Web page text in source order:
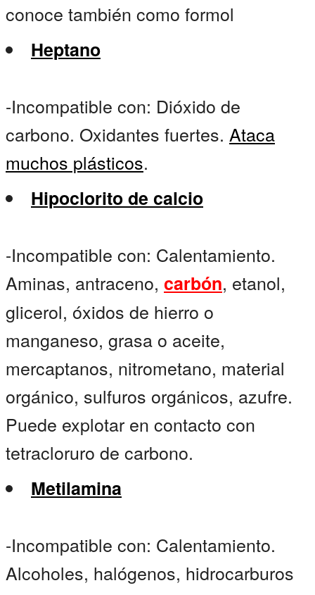
conoce también como formol
Heptano
-Incompatible con: Dióxido de
carbono. Oxidantes fuertes. Ataca
muchos plásticos.
Hipoclorito de calcio
-Incompatible con: Calentamiento.
Aminas, antraceno, carbón, etanol,
glicerol, óxidos de hierro o
manganeso, grasa o aceite,
mercaptanos, nitrometano, material
orgánico, sulfuros orgánicos, azufre.
Puede explotar en contacto con
tetracloruro de carbono.
Metilamina
-Incompatible con: Calentamiento.
Alcoholes, halógenos, hidrocarburos